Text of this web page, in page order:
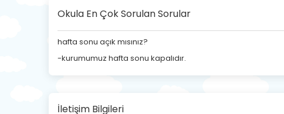
Okula En Çok Sorulan Sorular
hafta sonu açık mısınız?
-kurumumuz hafta sonu kapalıdır.
İletişim Bilgileri